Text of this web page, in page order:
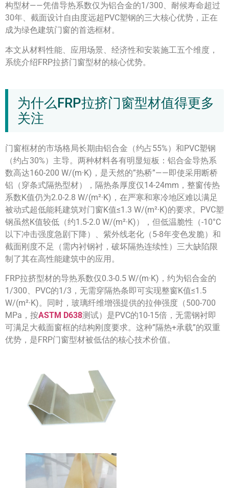
构型材——凭借导热系数仅为铝合金的1/300、耐候寿命超过
30年、截面设计自由度远超PVC塑钢的三大核心优势，正在
成为绿色建筑门窗的首选框材。
本文从材料性能、应用场景、经济性和安装施工五个维度，
系统介绍FRP拉挤门窗型材的核心优势。
为什么FRP拉挤门窗型材值得更多
关注
门窗框材的市场格局长期由铝合金（约占55%）和PVC塑钢
（约占30%）主导。两种材料各有明显短板：铝合金导热系
数高达160-200 W/(m·K)，是天然的”热桥”——即使采用断桥
铝（穿条式隔热型材），隔热条厚度仅14-24mm，整窗传热
系数K值仍为2.0-2.8 W/(m²·K)，在严寒和寒冷地区难以满足
被动式超低能耗建筑对门窗K值≤1.3 W/(m²·K)的要求。PVC塑
钢虽然K值较低（约1.5-2.0 W/(m²·K)），但低温脆性（-10°C
以下冲击强度急剧下降）、紫外线老化（5-8年变色发脆）和
截面刚度不足（需内衬钢衬，破坏隔热连续性）三大缺陷限
制了其在高性能建筑中的应用。
FRP拉挤型材的导热系数仅0.3-0.5 W/(m·K)，约为铝合金的
1/300、PVC的1/3，无需穿隔热条即可实现整窗K值≤1.5
W/(m²·K)。同时，玻璃纤维增强提供的拉伸强度（500-700
MPa，按ASTM D638测试）是PVC的10-15倍，无需钢衬即
可满足大截面窗框的结构刚度要求。这种”隔热+承载”的双重
优势，是FRP门窗型材被低估的核心技术价值。